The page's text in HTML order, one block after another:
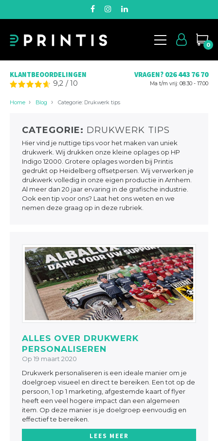
0
KLANTBEOORDELINGEN
9,2 /10
VRAGEN? 026 443 76 70
Ma t/m vrij: 08.30 - 17.00
Home Blog Categorie: Drukwerk tips
CATEGORIE: DRUKWERK TIPS
Hier vind je nuttige tips voor het maken van uniek
drukwerk. Wij drukken onze kleine oplages op HP
Indigo 12000. Grotere oplages worden bij Printis
gedrukt op Heidelberg offsetpersen. Wij verwerken je
drukwerk volledig in onze eigen productie in Arnhem.
Al meer dan 20 jaar ervaring in de grafische industrie.
Ook een tip voor ons? Laat het ons weten en we
nemen deze graag op in deze rubriek.
ALLES OVER DRUKWERK
PERSONALISEREN
Op 19 maart 2020
Drukwerk personaliseren is een ideale manier om je
doelgroep visueel en direct te bereiken. Een tot op de
persoon, 1 op 1 marketing, afgestemde kaart of flyer
heeft een veel hogere impact dan een algemeen
item. Op deze manier is je doelgroep eenvoudig en
effectief te bereiken.
LEES MEER